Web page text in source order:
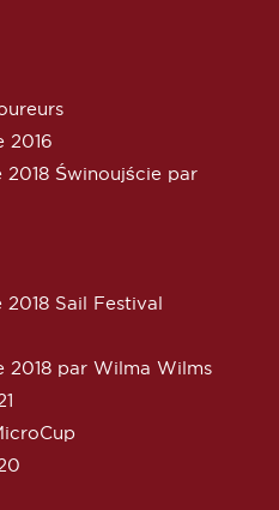
2016
Świnoujście par
Sail Festival
2018 par Wilma Wilms